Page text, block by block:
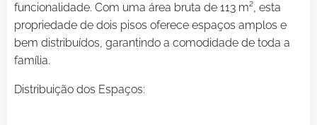
funcionalidade. Com uma área bruta de 113 m², esta
propriedade de dois pisos oferece espaços amplos e
bem distribuídos, garantindo a comodidade de toda a
família.
Distribuição dos Espaços: